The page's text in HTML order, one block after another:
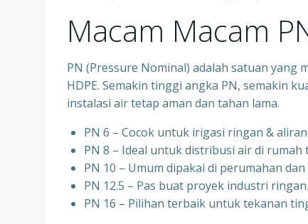
Macam Macam
PN (Pressure Nominal) adalah satuan yang
HDPE. Semakin tinggi angka PN, semakin
instalasi air tetap aman dan tahan lama.
PN 6 – Cocok untuk irigasi ringan &
PN 8 – Ideal untuk distribusi air di rumah
PN 10 – Umum dipakai di perumahan
PN 12.5 – Pas buat proyek industri ringan.
PN 16 – Pilihan terbaik untuk tekanan